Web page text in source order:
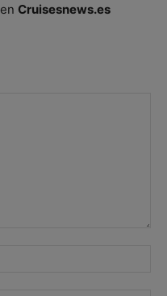
en Cruisesnews.es